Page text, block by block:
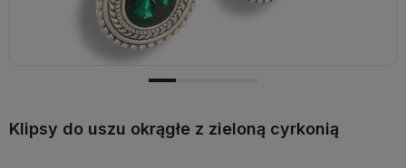
Klipsy do uszu okrągłe z zieloną cyrkonią